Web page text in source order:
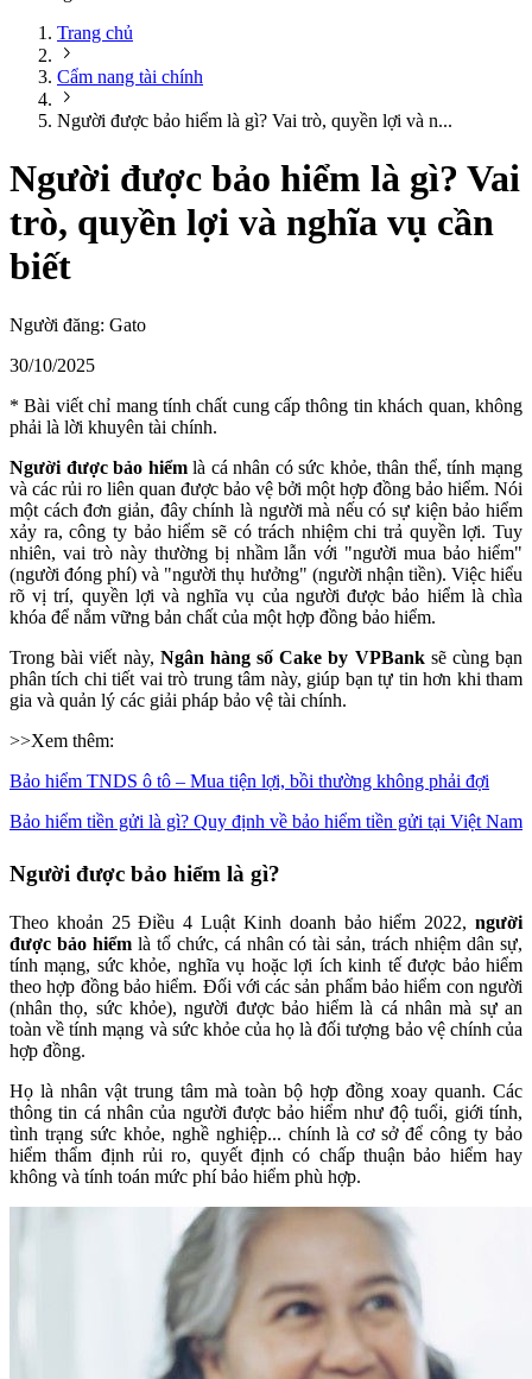
Trang chủ
Cẩm nang tài chính
Người được bảo hiểm là gì? Vai trò, quyền lợi và n...
Người được bảo hiểm là gì? Vai
trò, quyền lợi và nghĩa vụ cần
biết
Người đăng: Gato
30/10/2025
* Bài viết chỉ mang tính chất cung cấp thông tin khách quan, không
phải là lời khuyên tài chính.
Người được bảo hiểmlà cá nhân có sức khỏe, thân thể, tính mạng
và các rủi ro liên quan được bảo vệ bởi một hợp đồng bảo hiểm. Nói
một cách đơn giản, đây chính là người mà nếu có sự kiện bảo hiểm
xảy ra, công ty bảo hiểm sẽ có trách nhiệm chi trả quyền lợi. Tuy
nhiên, vai trò này thường bị nhầm lẫn với "người mua bảo hiểm"
(người đóng phí) và "người thụ hưởng" (người nhận tiền). Việc hiểu
rõ vị trí, quyền lợi và nghĩa vụ của người được bảo hiểm là chìa
khóa để nắm vững bản chất của một hợp đồng bảo hiểm.
Trong bài viết này, Ngân hàng số Cake by VPBank sẽ cùng bạn
phân tích chi tiết vai trò trung tâm này, giúp bạn tự tin hơn khi tham
gia và quản lý các giải pháp bảo vệ tài chính.
>>Xem thêm:
Bảo hiểm TNDS ô tô – Mua tiện lợi, bồi thường không phải đợi
Bảo hiểm tiền gửi là gì? Quy định về bảo hiểm tiền gửi tại Việt Nam
Người được bảo hiểm là gì?
Theo khoản 25 Điều 4 Luật Kinh doanh bảo hiểm 2022, người
được bảo hiểmlà tổ chức, cá nhân có tài sản, trách nhiệm dân sự,
tính mạng, sức khỏe, nghĩa vụ hoặc lợi ích kinh tế được bảo hiểm
theo hợp đồng bảo hiểm. Đối với các sản phẩm bảo hiểm con người
(nhân thọ, sức khỏe), người được bảo hiểm là cá nhân mà sự an
toàn về tính mạng và sức khỏe của họ là đối tượng bảo vệ chính của
hợp đồng.
Họ là nhân vật trung tâm mà toàn bộ hợp đồng xoay quanh. Các
thông tin cá nhân của người được bảo hiểm như độ tuổi, giới tính,
tình trạng sức khỏe, nghề nghiệp... chính là cơ sở để công ty bảo
hiểm thẩm định rủi ro, quyết định có chấp thuận bảo hiểm hay
không và tính toán mức phí bảo hiểm phù hợp.